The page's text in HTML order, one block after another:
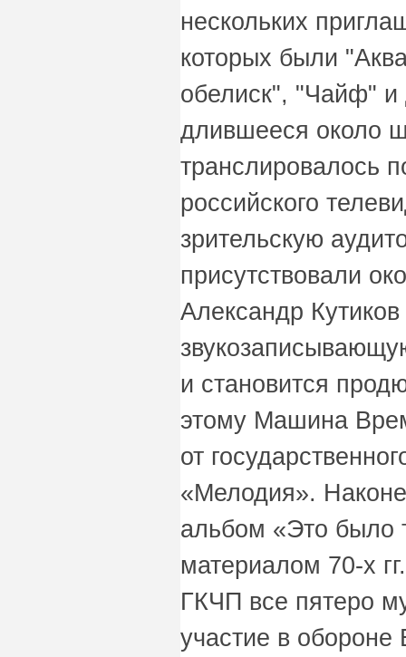
нескольких
которых были
обелиск", "Чайф" и
длившееся около
транслировалось
российского
зрительскую
присутствовали
Александр Кутиков
и становится
этому Машина
от
«Мелодия».
альбом «Это было
материалом 70-х
ГКЧП все пятеро
участие в обороне